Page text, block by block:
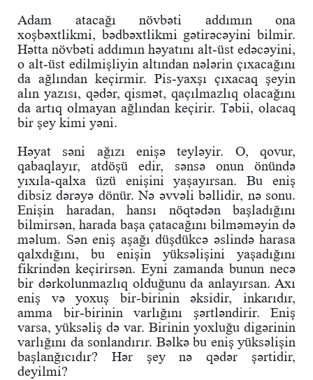
Adam atacağı növbəti addımın ona
xoşbəxtlikmi, bədbəxtlikmi gətirəcəyini bilmir.
Hətta növbəti addımın həyatını alt-üst edəcəyini,
o alt-üst edilmişliyin altından nələrin çıxacağını
da ağlından keçirmir. Pis-yaxşı çıxacaq şeyin
alın yazısı, qədər, qismət, qaçılmazlıq olacağını
da artıq olmayan ağlından keçirir. Təbii, olacaq
bir şey kimi yəni.
Həyat səni ağızı enişə teyləyir. O, qovur,
qabaqlayır, atdöşü edir, sənsə onun önündə
yıxıla-qalxa üzü enişini yaşayırsan. Bu eniş
dibsiz dərəyə dönür. Nə əvvəli bəllidir, nə sonu.
Enişin haradan, hansı nöqtədən başladığını
bilmirsən, harada başa çatacağını bilməməyin də
məlum. Sən eniş aşağı düşdükcə əslində harasa
qalxdığını, bu enişin yüksəlişini yaşadığını
fikrindən keçirirsən. Eyni zamanda bunun necə
bir dərkolunmazlıq olduğunu da anlayırsan. Axı
eniş və yoxuş bir-birinin əksidir, inkarıdır,
amma bir-birinin varlığını şərtləndirir. Eniş
varsa, yüksəliş də var. Birinin yoxluğu digərinin
varlığını da sonlandırır. Bəlkə bu eniş yüksəlişin
başlanğıcıdır? Hər şey nə qədər şərtidir,
deyilmi?